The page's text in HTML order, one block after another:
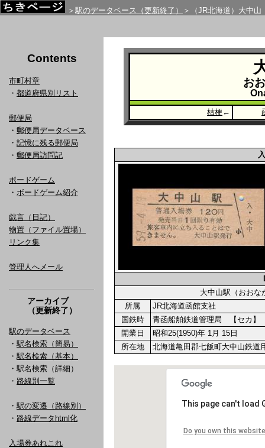
＞ 駅のデータベース（更新終了） ＞（JR北海道）大中山
Contents
市町村章
・ 都道府県別リスト
郵便局
・ 郵便局データベース
・ 記憶に残る郵便局
・ 郵便局訪問記
ボードゲーム
・ ボードゲーム紹介
戯言（日記）
物置（ファイル置場）
リンク集
管理人へメール
アーカイブ
（更新終了）
駅のデータベース
・ 駅名検索（簡易）
・ 駅名検索（基本）
・駅名検索（詳細）
・ 路線別一覧
・ 駅の変遷（路線別）
・ 路線データhtml化
入場券あれこれ
お
桔梗 ←
大中山駅（おお
所属
JR北海道函館支社
国鉄時
青函船舶鉄道管理局 【セカ】
開業日
昭和25(1950)年 1月 15日
所在地
北海道亀田郡七飯町大中山鉄道